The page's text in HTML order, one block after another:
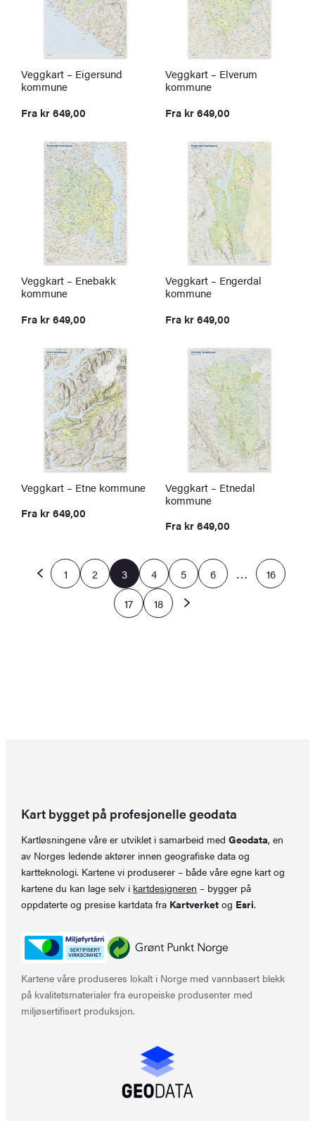
Veggkart – Eigersund
kommune
Fra kr649,00
Veggkart – Elverum
kommune
Fra kr649,00
Veggkart – Enebakk
kommune
Fra kr649,00
Veggkart – Engerdal
kommune
Fra kr649,00
Veggkart – Etne kommune
Fra kr649,00
Veggkart – Etnedal
kommune
Fra kr649,00
1 2 3 4 5 6 …
16
17
18
Kart bygget på profesjonelle geodata
Kartløsningene våre er utviklet i samarbeid medGeodata, en
av Norges ledende aktører innen geografiske data og
kartteknologi. Kartene vi produserer – både våre egne kart og
kartene du kan lage selv i kartdesigneren – bygger på
oppdaterte og presise kartdata fra Kartverket og Esri.
Kartene våre produseres lokalt i Norge med vannbasert blekk
på kvalitetsmaterialer fra europeiske produsenter med
miljøsertifisert produksjon.